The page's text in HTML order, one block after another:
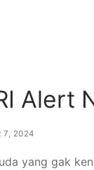
Alert
7, 2024
yang gak